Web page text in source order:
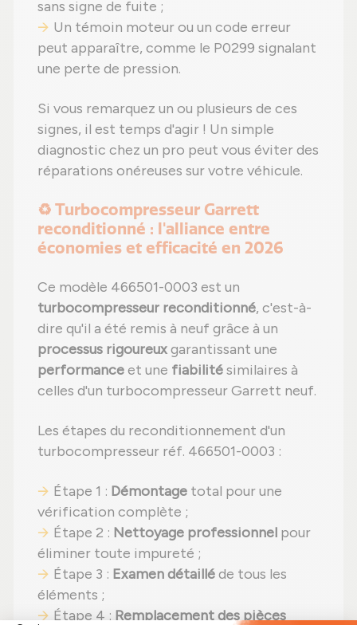
sans signe de fuite ;
Un témoin moteur ou un code erreur
peut apparaître, comme le P0299 signalant
une perte de pression.
Si vous remarquez un ou plusieurs de ces
signes, il est temps d'agir ! Un simple
diagnostic chez un pro peut vous éviter des
réparations onéreuses sur votre véhicule.
♻️ Turbocompresseur Garrett
reconditionné : l'alliance entre
économies et efficacité en 2026
Ce modèle 466501-0003 est un
turbocompresseur reconditionné, c'est-à-
dire qu'il a été remis à neuf grâce à un
processus rigoureuxgarantissant une
performanceet une fiabilitésimilaires à
celles d'un turbocompresseur Garrett neuf.
Les étapes du reconditionnement d'un
turbocompresseur réf. 466501-0003 :
Étape 1 : Démontage total pour une
vérification complète ;
Étape 2 : Nettoyage professionnel pour
éliminer toute impureté ;
Étape 3 : Examen détailléde tous les
éléments ;
Étape 4 : Remplacement des pièces